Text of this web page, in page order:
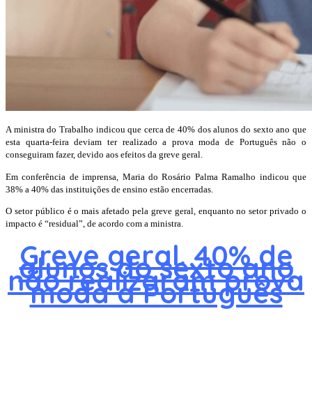
A ministra do Trabalho indicou que cerca de 40% dos alunos do sexto ano que
esta quarta-feira deviam ter realizado a prova moda de Português não o
conseguiram fazer, devido aos efeitos da greve geral.
Em conferência de imprensa, Maria do Rosário Palma Ramalho indicou que
38% a 40% das instituições de ensino estão encerradas.
O setor público é o mais afetado pela greve geral, enquanto no setor privado o
impacto é “residual”, de acordo com a ministra.
Greve geral. 40% de
alunos do sexto ano
não realizaram prova
moda a Português